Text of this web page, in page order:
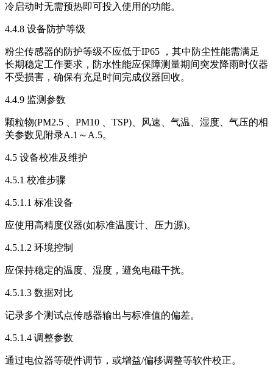
冷启动时无需预热即可投入使用的功能。
4.4.8 设备防护等级
粉尘传感器的防护等级不应低于IP65 ，其中防尘性能需满足
长期稳定工作要求，防水性能应保障测量期间突发降雨时仪器
不受损害，确保有充足时间完成仪器回收。
4.4.9 监测参数
颗粒物(PM2.5 、PM10 、TSP)、风速、气温、湿度、气压的相
关参数见附录A.1～A.5。
4.5 设备校准及维护
4.5.1 校准步骤
4.5.1.1 标准设备
应使用高精度仪器(如标准温度计、压力源)。
4.5.1.2 环境控制
应保持稳定的温度、湿度，避免电磁干扰。
4.5.1.3 数据对比
记录多个测试点传感器输出与标准值的偏差。
4.5.1.4 调整参数
通过电位器等硬件调节，或增益/偏移调整等软件校正。